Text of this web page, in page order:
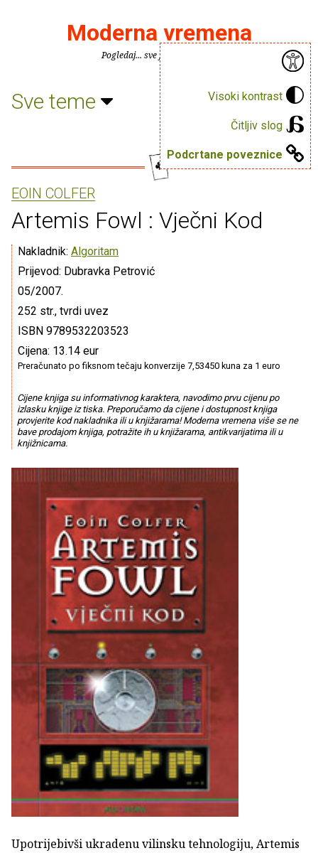
Visoki kontrast
Čitljiv slog
Podcrtane poveznice
Moderna vremena
Pogledaj... sve je puno knjiga.
Sve teme
EOIN COLFER
Artemis Fowl : Vječni Kod
Nakladnik: Algoritam
Prijevod: Dubravka Petrović
05/2007.
252 str., tvrdi uvez
ISBN 9789532203523
Cijena: 13.14 eur
Preračunato po fiksnom tečaju konverzije 7,53450 kuna za 1 euro
Cijene knjiga su informativnog karaktera, navodimo prvu cijenu po
izlasku knjige iz tiska. Preporučamo da cijene i dostupnost knjiga
provjerite kod nakladnika ili u knjižarama! Moderna vremena više se ne
bave prodajom knjiga, potražite ih u knjižarama, antikvarijatima ili u
knjižnicama.
Upotrijebivši ukradenu vilinsku tehnologiju, Artemis